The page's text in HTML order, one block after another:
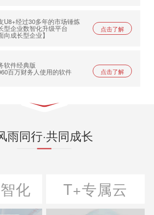
U8+经过30多年的市场锤炼
型企业数智化升级平台
向成长型企业】
点击了解
软件经典版
百万财务人使用的软件 点击了解
雨同行·共同成长
化 T+专属云